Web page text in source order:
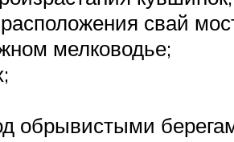
свай
мелководье;
обрывистыми